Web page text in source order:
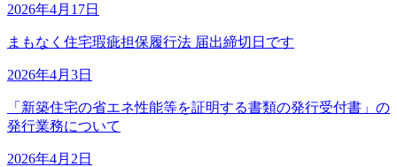
2026年4月17日
まもなく住宅瑕疵担保履行法 届出締切日です
2026年4月3日
「新築住宅の省エネ性能等を証明する書類の発行受付書」の
発行業務について
2026年4月2日